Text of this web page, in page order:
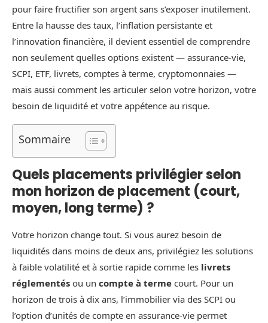
pour faire fructifier son argent sans s’exposer inutilement.
Entre la hausse des taux, l’inflation persistante et
l’innovation financière, il devient essentiel de comprendre
non seulement quelles options existent — assurance-vie,
SCPI, ETF, livrets, comptes à terme, cryptomonnaies —
mais aussi comment les articuler selon votre horizon, votre
besoin de liquidité et votre appétence au risque.
Sommaire
Quels placements privilégier selon
mon horizon de placement (court,
moyen, long terme) ?
Votre horizon change tout. Si vous aurez besoin de
liquidités dans moins de deux ans, privilégiez les solutions
à faible volatilité et à sortie rapide comme les livrets
réglementés ou un compte à terme court. Pour un
horizon de trois à dix ans, l’immobilier via des SCPI ou
l’option d’unités de compte en assurance-vie permet